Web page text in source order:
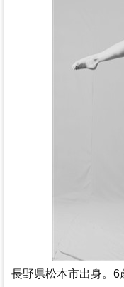
長野県松本市出身。6